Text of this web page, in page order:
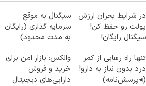
در شرایط بحران ارزش
پولت رو حفظ کن!
سیگنال رایگان!
سیگنال به موقع
سرمایه گذاری (رایگان
به مدت محدود)
تنها راه رهایی از کمر
درد بدون نیاز به دارو!
(◂پرسش‌نامه)
والکس: بازار امن برای
خرید و فروش
دارایی‌های دیجیتال